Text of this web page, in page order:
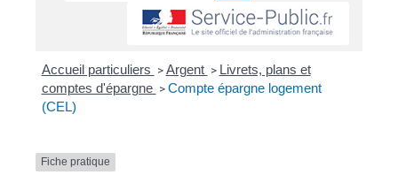
Accueil particuliers > Argent > Livrets, plans et
comptes d'épargne > Compte épargne logement
(CEL)
Fiche pratique